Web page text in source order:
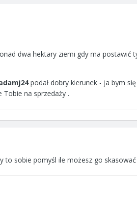
dwa hektary ziemi gdy ma postawić
podał dobry kierunek - ja bym
na sprzedaży .
to sobie pomyśl ile możesz go